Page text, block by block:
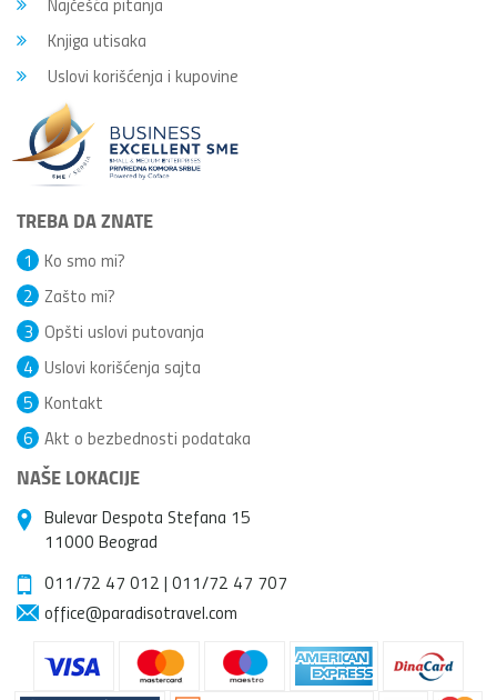
Knjiga utisaka
Uslovi korišćenja i kupovine
TREBA DA ZNATE
Ko smo mi?
1
Zašto mi?
2
Opšti uslovi putovanja
3
Uslovi korišćenja sajta
4
Kontakt
5
Akt o bezbednosti podataka
6
NAŠE LOKACIJE
Bulevar Despota Stefana 15
11000 Beograd
011/72 47 012 | 011/72 47 707
office@paradisotravel.com